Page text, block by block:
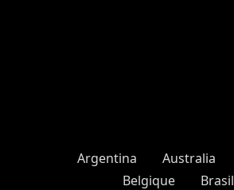
Argentina Australia
Belgique
Brasil